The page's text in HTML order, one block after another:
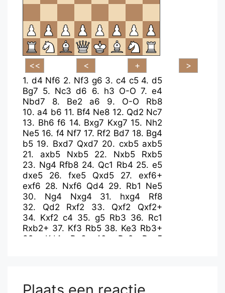
1. d4 Nf6 2. Nf3 g6 3. c4 c5 4.d5
Bg7 5. Nc3 d6 6. h3 O-O 7. e4
Nbd7
8. Be2 a6 9. O-O
Rb8
10. a4 b6 11. Bf4 Ne8 12. Qd2 Nc7
13. Bh6 f6 14. Bxg7 Kxg7 15. Nh2
Ne5 16. f4 Nf7 17. Rf2 Bd7 18. Bg4
b5 19. Bxd7 Qxd7 20. cxb5 axb5
21. axb5 Nxb5 22. Nxb5
Rxb5
23. Ng4 Rfb8 24. Qc1 Rb4 25.e5
dxe5
26. fxe5 Qxd5 27. exf6+
exf6 28. Nxf6 Qd4 29. Rb1 Ne5
30. Ng4 Nxg4 31. hxg4
Rf8
32. Qd2 Rxf2 33. Qxf2
Qxf2+
34. Kxf2 c4 35. g5 Rb3 36. Rc1
Rxb2+ 37. Kf3 Rb5 38. Ke3 Rb3+
39. Kd4 Rg3 40. Rc2
Rxg5